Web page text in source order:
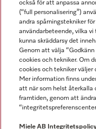
Miele AB
Allmänna villkor
Användarvillkor
Miele tillgänglighetsförklaring
Lagen om digitala tjänster
också för att anpassa
(“full personalisering”)
andra spårningstekniker
användarbeteende, vilka
kunna skräddarsy det
Genom att välja “Godkänn
cookies och tekniker. Om
cookies och tekniker väljer
Mer information finns
att när som helst återkalla
framtiden, genom att
Miele AB